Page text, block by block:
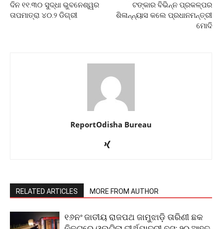
ଦିନ ୧୧.୩୦ ସୁଦ୍ଧା ଭୁବନେଶ୍ୱର
ତାପମାତ୍ରା ୪୦.୨ ଡିଗ୍ରୀ
ଟଙ୍କାର ବିଭିନ୍ନ ପ୍ରକଳ୍ପର
ଶିଳାନ୍ନ୍ୟାସ କଲେ ପ୍ରଧାନମନ୍ତ୍ରୀ
ମୋଦି
ReportOdisha Bureau
RELATED ARTICLES MORE FROM AUTHOR
୧୬ନଂ ଜାତୀୟ ରାଜପଥ ଜାମୁଝାଡ଼ି ତାରିଣୀ ଛକ